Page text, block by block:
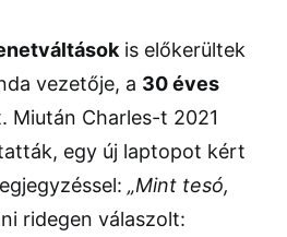
is előkerültek
vezetője, a 30 éves
Miután Charles-t 2021
egy új laptopot kért
„Mint tesó,
ridegen válaszolt: